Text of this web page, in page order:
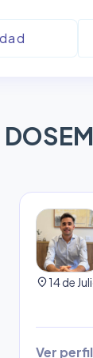
DOSEM
location_on
Ver perfil